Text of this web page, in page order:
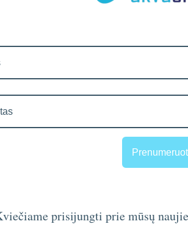
NUOTĖKIO DETEKTORIAUS PRIEDAS
ir taisyklės
prisijungti prie mūsų